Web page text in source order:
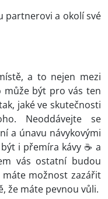
partnerovi a okolí své
a to nejen mezi
může být pro vás ten
jaké ve skutečnosti
Neoddávejte se
a únavu návykovými
i přemíra kávy ☕ a
vás ostatní budou
možnost zazářit
že máte pevnou vůli.